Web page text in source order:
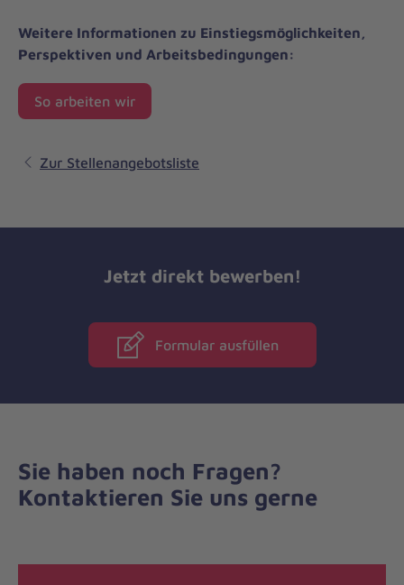
Weitere Informationen zu Einstiegsmöglichkeiten,
Perspektiven und Arbeitsbedingungen:
So arbeiten wir
Zur Stellenangebotsliste
Jetzt direkt bewerben!
Formular ausfüllen
Sie haben noch Fragen?
Kontaktieren Sie uns gerne